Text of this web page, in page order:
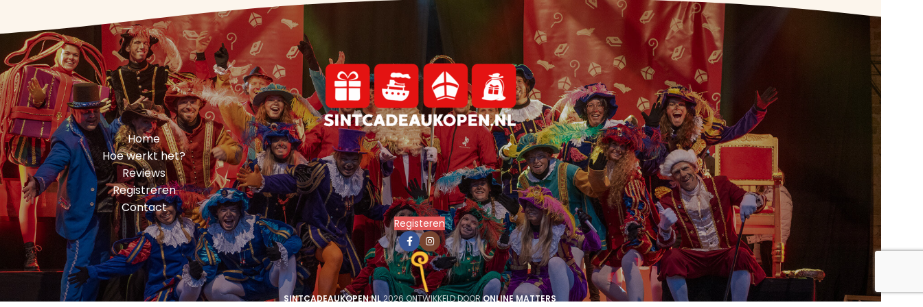
Home
Hoe werkt het?
Reviews
Registreren
Contact
Registeren
SINTCADEAUKOPEN.NL 2026 ONTWIKKELD DOORONLINE MATTERS